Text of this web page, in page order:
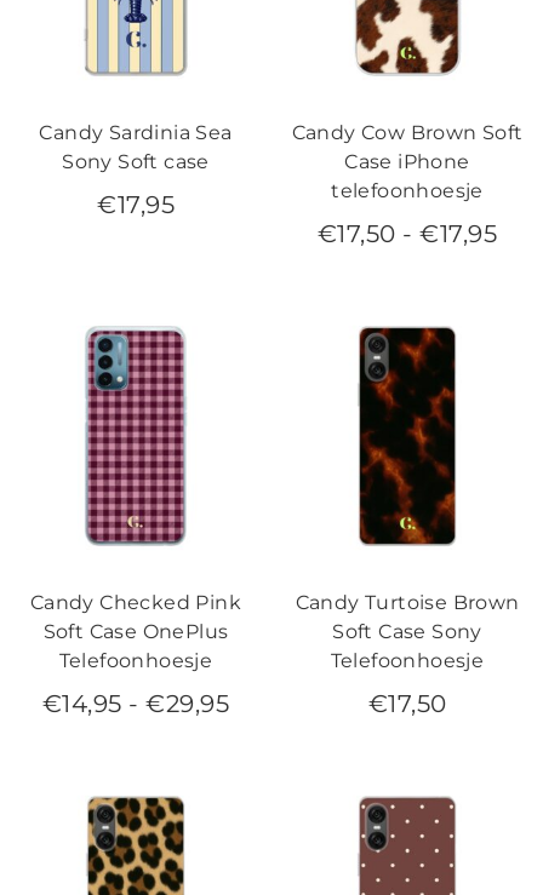
Candy Sardinia Sea
Sony Soft case
€17,95
Candy Cow Brown Soft
Case iPhone
telefoonhoesje
€17,50 - €17,95
Candy Checked Pink
Soft Case OnePlus
Telefoonhoesje
€14,95 - €29,95
Candy Turtoise Brown
Soft Case Sony
Telefoonhoesje
€17,50